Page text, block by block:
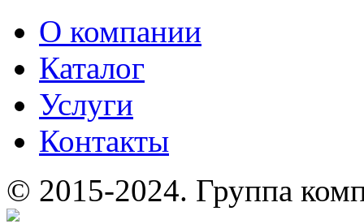
О компании
Каталог
Услуги
Контакты
© 2015-2024. Группа